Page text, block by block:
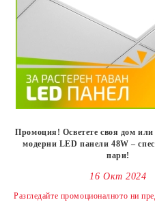
Промоция! Осветете своя дом или
модерни LED панели 48W –
пари!
16 Окт 2024
Разгледайте промоционалното ни